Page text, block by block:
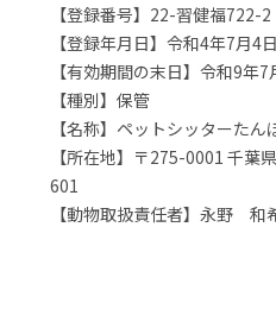
【登録番号】22-習健福722-2
【登録年月日】令和4年7月4日
【有効期間の末日】令和9年7
【種別】保管
【名称】ペットシッターたん
【所在地】〒275-0001 千葉
601
【動物取扱責任者】永野 和